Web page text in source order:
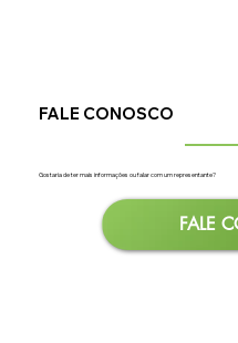
FALE CONOSCO
Gostaria de ter mais informações ou falar com um representante?
FALE